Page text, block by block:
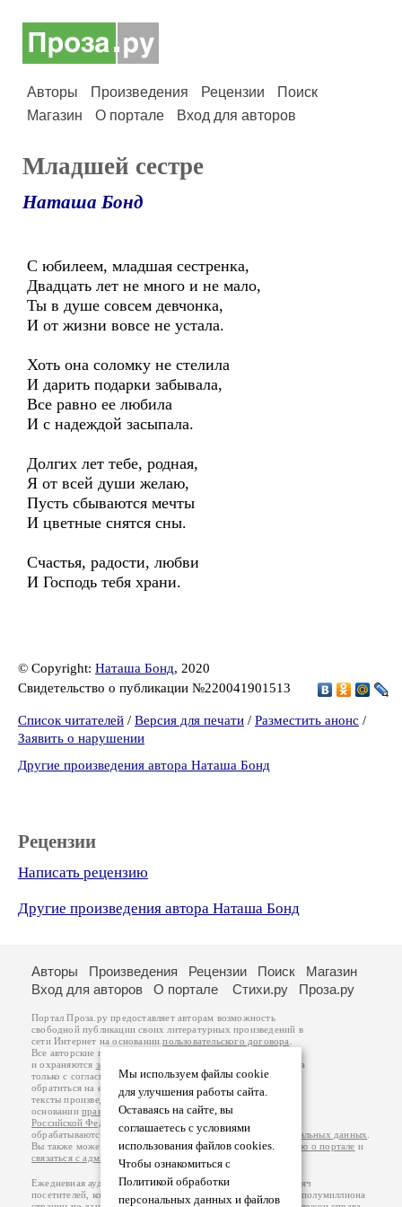
Авторы Произведения Рецензии
Поиск
Магазин
О портале Вход для авторов
Младшей сестре
Наташа Бонд
С юбилеем, младшая сестренка,
Двадцать лет не много и не мало,
Ты в душе совсем девчонка,
И от жизни вовсе не устала.
Хоть она соломку не стелила
И дарить подарки забывала,
Все равно ее любила
И с надеждой засыпала.
Долгих лет тебе, родная,
Я от всей души желаю,
Пусть сбываются мечты
И цветные снятся сны.
Счастья, радости, любви
И Господь тебя храни.
© Copyright: Наташа Бонд, 2020
Свидетельство о публикации №220041901513
Список читателей / Версия для печати / Разместить анонс /
Заявить о нарушении
Другие произведения автора Наташа Бонд
Рецензии
Написать рецензию
Другие произведения автора Наташа Бонд
Мы используем файлы cookie
для улучшения работы сайта.
Оставаясь на сайте, вы
соглашаетесь с условиями
использования файлов cookies.
Чтобы ознакомиться с
Политикой обработки
персональных данных и файлов
Авторы Произведения Рецензии Поиск
Магазин
Вход для авторов
О портале Стихи.ру Проза.ру
Портал Проза.ру предоставляет авторам возможность
свободной публикации своих литературных произведений в
сети Интернет на основаниипользовательского договора
Все авторские права на произведения принадлежат авторам
и охраняются законом
. Перепечатка произведений возможна
только с согласия его автора, к которому вы можете
обратиться на его авторской странице. Ответственность за
тексты произведений авторы несут самостоятельно на
основанииправил публикацииизаконодательства
Российской Федерации
обрабатываются на основанииПолитики обработки персональных данных
Вы также можете посмотреть более подробнуюинформацию о портале и
связаться с администрацией
Ежедневная аудитория портала Проза.ру – порядка 100 тысяч
посетителей, которые в общей сумме просматривают более полумиллиона